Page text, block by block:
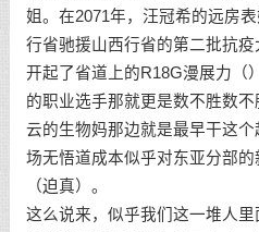
姐。在2071年，汪冠希的远房
行省驰援山西行省的第二批抗
开起了省道上的R18G漫展力（
的职业选手那就更是数不胜数
云的生物妈那边就是最早干这
场无悟道成本似乎对东亚分部
（迫真）。
这么说来，似乎我们这一堆人